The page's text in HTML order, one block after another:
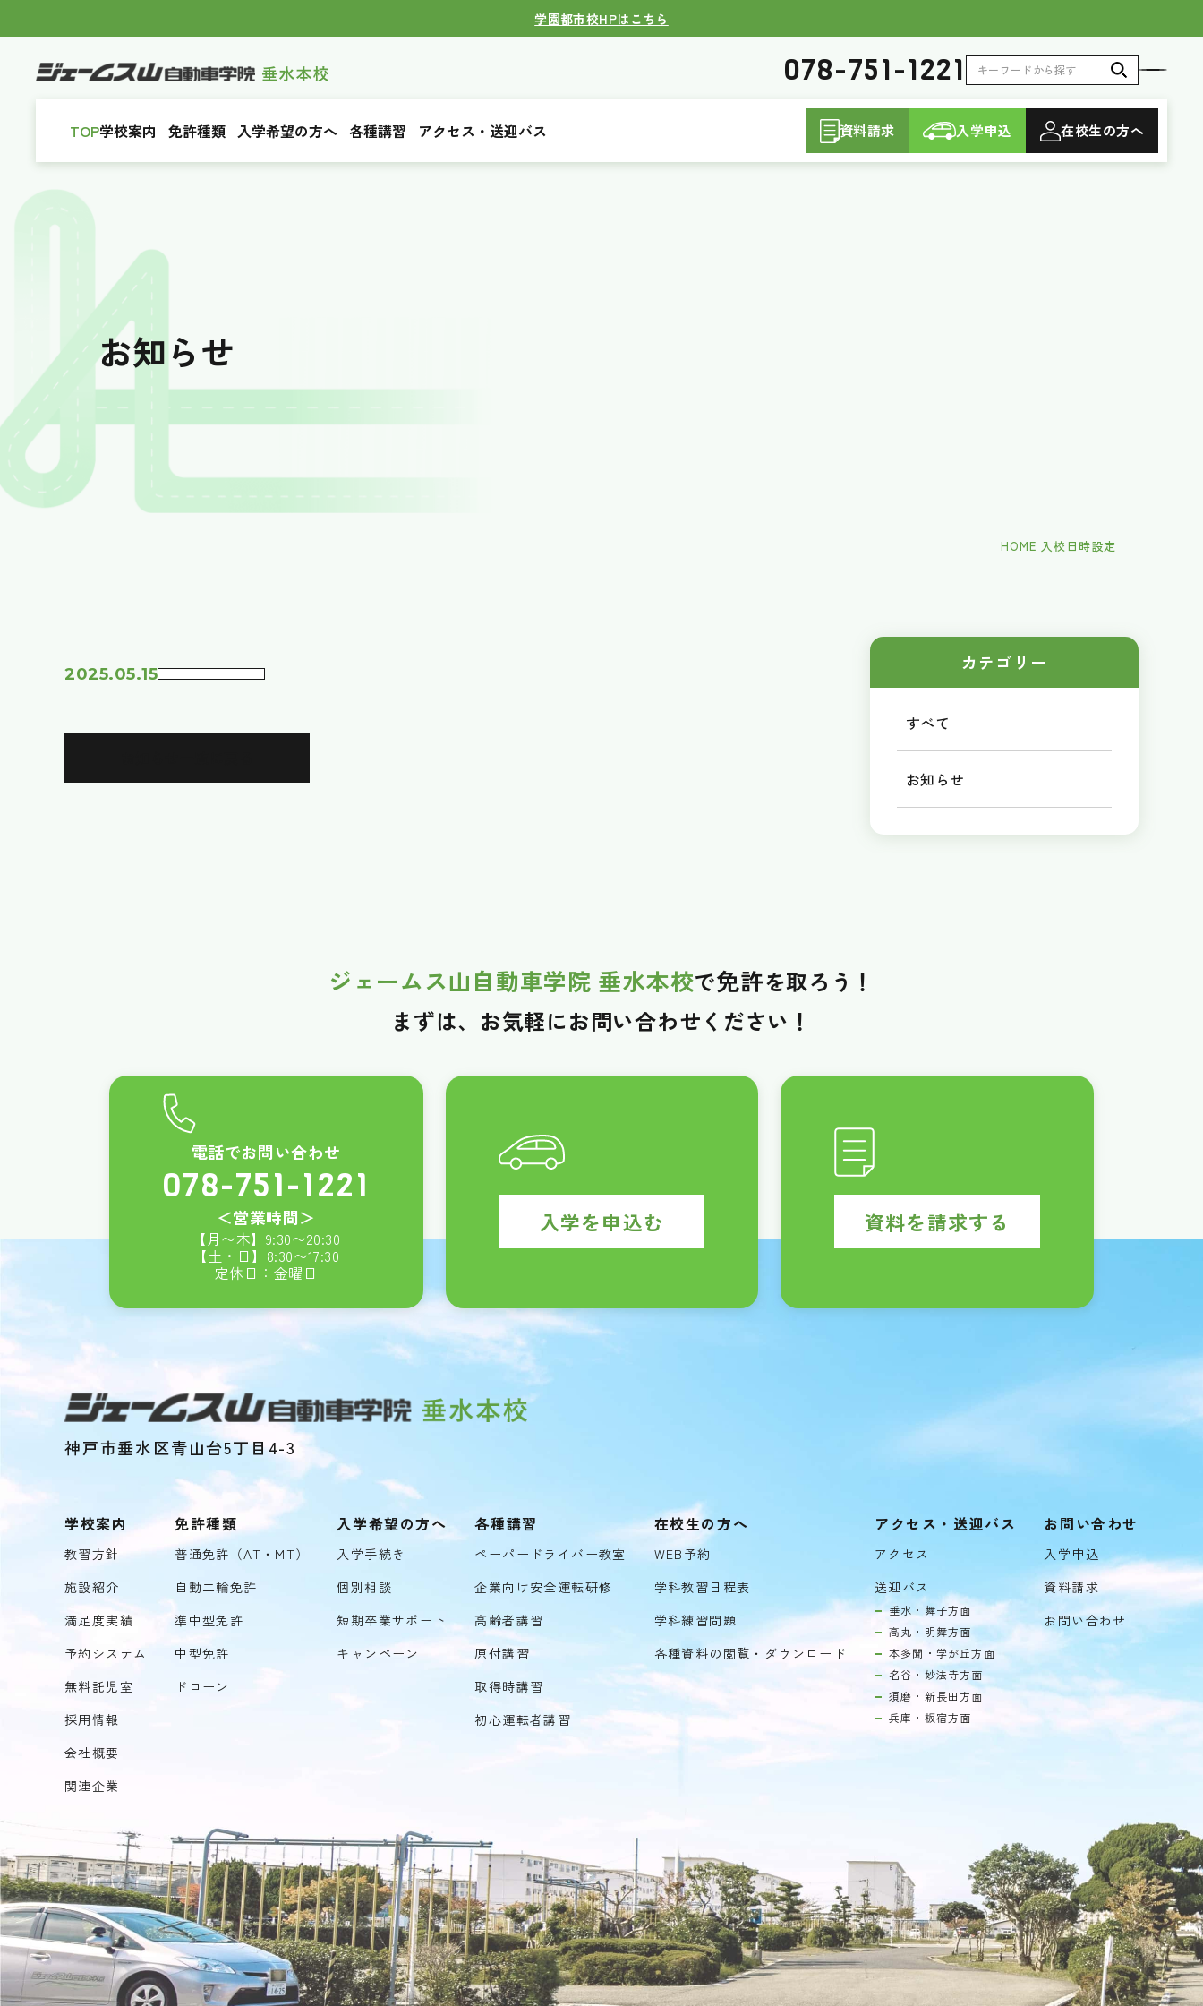
学園都市校HPはこちら
078-751-1221
TOP学校案内 免許種類 入学希望の方へ 各種講習 アクセス・送迎バス 資料請求 入学申込 在校生の方へ
お知らせ
HOME 入校日時設定
2025.05.15
カテゴリー
すべて
お知らせ
ジェームス山自動車学院 垂水本校で免許を取ろう！
まずは、お気軽にお問い合わせください！
電話でお問い合わせ
078-751-1221
＜営業時間＞
【月〜木】 9:30〜20:30
【土・日】 8:30〜17:30
定休日：金曜日
入学を申込む 資料を請求する
神戸市垂水区青山台5丁目4-3
学校案内
教習方針
施設紹介
満足度実績
予約システム
無料託児室
採用情報
会社概要
関連企業
免許種類
普通免許（AT・MT）
自動二輪免許
準中型免許
中型免許
ドローン
入学希望の方へ
入学手続き
個別相談
短期卒業サポート
キャンペーン
各種講習
ペーパードライバー教室
企業向け安全運転研修
高齢者講習
原付講習
取得時講習
初心運転者講習
在校生の方へ
WEB予約
学科教習日程表
学科練習問題
各種資料の閲覧・ダウンロード
アクセス・送迎バス
アクセス
送迎バス
垂水・舞子方面
高丸・明舞方面
本多聞・学が丘方面
名谷・妙法寺方面
須磨・新長田方面
兵庫・板宿方面
お問い合わせ
入学申込
資料請求
お問い合わせ